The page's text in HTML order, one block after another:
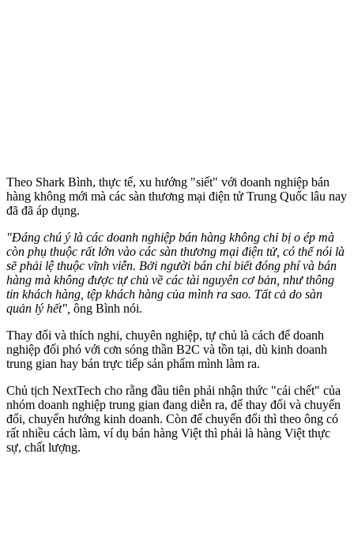
Theo Shark Bình, thực tế, xu hướng "siết" với doanh nghiệp bán
hàng không mới mà các sàn thương mại điện tử Trung Quốc lâu nay
đã đã áp dụng.
"Đáng chú ý là các doanh nghiệp bán hàng không chỉ bị o ép mà
còn phụ thuộc rất lớn vào các sàn thương mại điện tử, có thể nói là
sẽ phải lệ thuộc vĩnh viễn. Bởi người bán chỉ biết đóng phí và bán
hàng mà không được tự chủ về các tài nguyên cơ bản, như thông
tin khách hàng, tệp khách hàng của mình ra sao. Tất cả do sàn
quản lý hết", ông Bình nói.
Thay đổi và thích nghi, chuyên nghiệp, tự chủ là cách để doanh
nghiệp đối phó với cơn sóng thần B2C và tồn tại, dù kinh doanh
trung gian hay bán trực tiếp sản phẩm mình làm ra.
Chủ tịch NextTech cho rằng đầu tiên phải nhận thức "cái chết" của
nhóm doanh nghiệp trung gian đang diễn ra, để thay đổi và chuyển
đổi, chuyển hướng kinh doanh. Còn để chuyển đổi thì theo ông có
rất nhiều cách làm, ví dụ bán hàng Việt thì phải là hàng Việt thực
sự, chất lượng.